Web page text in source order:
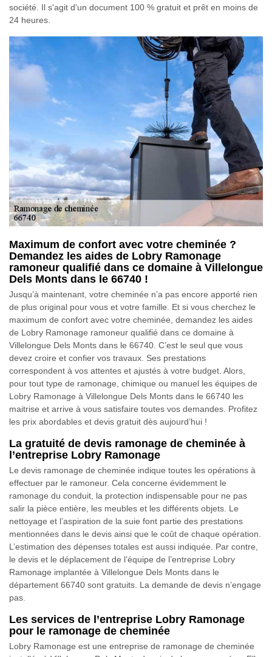
société. Il s'agit d'un document 100 % gratuit et prêt en moins de
24 heures.
Maximum de confort avec votre cheminée ?
Demandez les aides de Lobry Ramonage
ramoneur qualifié dans ce domaine à Villelongue
Dels Monts dans le 66740 !
Jusqu’à maintenant, votre cheminée n’a pas encore apporté rien
de plus original pour vous et votre famille. Et si vous cherchez le
maximum de confort avec votre cheminée, demandez les aides
de Lobry Ramonage ramoneur qualifié dans ce domaine à
Villelongue Dels Monts dans le 66740. C’est le seul que vous
devez croire et confier vos travaux. Ses prestations
correspondent à vos attentes et ajustés à votre budget. Alors,
pour tout type de ramonage, chimique ou manuel les équipes de
Lobry Ramonage à Villelongue Dels Monts dans le 66740 les
maitrise et arrive à vous satisfaire toutes vos demandes. Profitez
les prix abordables et devis gratuit dès aujourd’hui !
La gratuité de devis ramonage de cheminée à
l’entreprise Lobry Ramonage
Le devis ramonage de cheminée indique toutes les opérations à
effectuer par le ramoneur. Cela concerne évidemment le
ramonage du conduit, la protection indispensable pour ne pas
salir la pièce entière, les meubles et les différents objets. Le
nettoyage et l’aspiration de la suie font partie des prestations
mentionnées dans le devis ainsi que le coût de chaque opération.
L’estimation des dépenses totales est aussi indiquée. Par contre,
le devis et le déplacement de l’équipe de l’entreprise Lobry
Ramonage implantée à Villelongue Dels Monts dans le
département 66740 sont gratuits. La demande de devis n’engage
pas.
Les services de l’entreprise Lobry Ramonage
pour le ramonage de cheminée
Lobry Ramonage est une entreprise de ramonage de cheminée